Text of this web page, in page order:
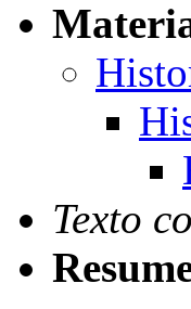
Texto